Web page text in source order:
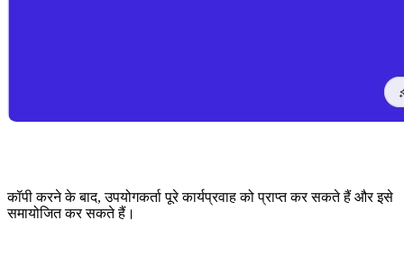
कॉपी करने के बाद, उपयोगकर्ता पूरे कार्यप्रवाह को प्राप्त कर सकते हैं और इसे
समायोजित कर सकते हैं।